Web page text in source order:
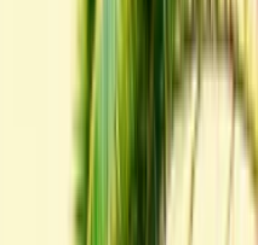
S Line Luxe auto in Agadir,
2023 van Q3 S Line
aanbiedingen met tarieven
of boekingskosten.
luchthaven
levering bij jou op locatie of
datum en tijd,
contact met hen op via
terugbelverzoek aan.